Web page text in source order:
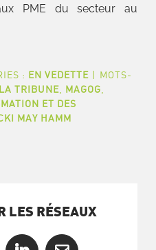
PME du secteur au
: EN VEDETTE | MOTS-
LA TRIBUNE, MAGOG
ET DES
MAY HAMM
LES RÉSEAUX